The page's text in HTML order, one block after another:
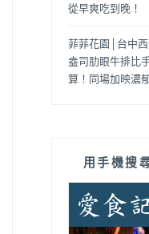
從早爽吃到晚！
菲菲花園│台中
盎司肋眼牛排比
算！同場加映濃
用手機搜